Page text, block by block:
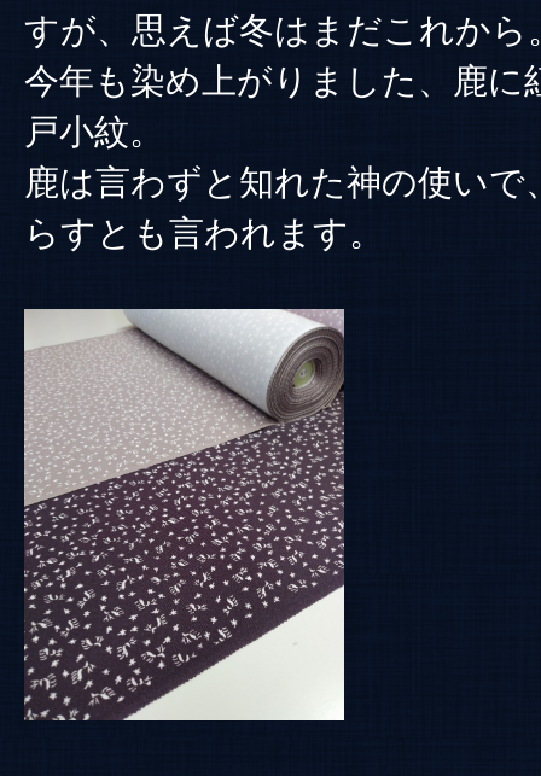
すが、思えば冬はまだこれから
今年も染め上がりました、鹿に
戸小紋。
鹿は言わずと知れた神の使いで
らすとも言われます。